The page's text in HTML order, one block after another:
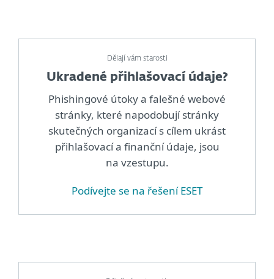
Dělají vám starosti
Ukradené přihlašovací údaje?
Phishingové útoky a falešné webové
stránky, které napodobují stránky
skutečných organizací s cílem ukrást
přihlašovací a finanční údaje, jsou
na vzestupu.
Podívejte se na řešení ESET